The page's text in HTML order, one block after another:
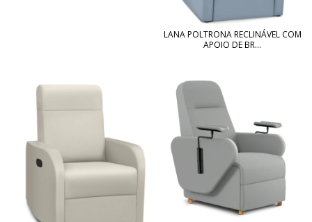
LANA POLTRONA RECLINÁVEL COM
APOIO DE BR...